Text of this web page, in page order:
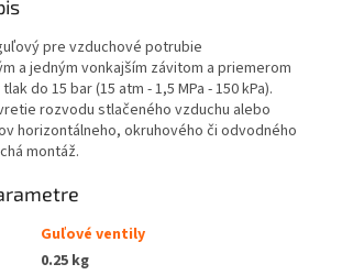
pre vzduchové potrubie
a jedným vonkajším závitom a priemerom
do 15 bar (15 atm - 1,5 MPa - 150 kPa).
rozvodu stlačeného vzduchu alebo
horizontálneho, okruhového či odvodného
montáž.
Guľové ventily
0.25 kg